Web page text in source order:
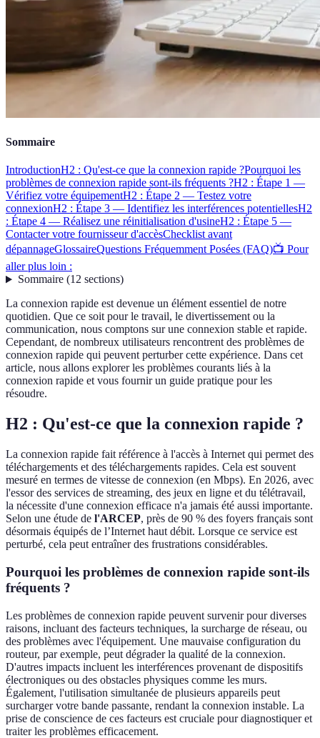
Sommaire
IntroductionH2 : Qu'est-ce que la connexion rapide ?Pourquoi les
problèmes de connexion rapide sont-ils fréquents ?H2 : Étape 1 —
Vérifiez votre équipementH2 : Étape 2 — Testez votre
connexionH2 : Étape 3 — Identifiez les interférences potentiellesH2
: Étape 4 — Réalisez une réinitialisation d'usineH2 : Étape 5 —
Contacter votre fournisseur d'accèsChecklist avant
dépannageGlossaireQuestions Fréquemment Posées (FAQ)📺 Pour
aller plus loin :
Sommaire(12 sections)
La connexion rapide est devenue un élément essentiel de notre
quotidien. Que ce soit pour le travail, le divertissement ou la
communication, nous comptons sur une connexion stable et rapide.
Cependant, de nombreux utilisateurs rencontrent des problèmes de
connexion rapide qui peuvent perturber cette expérience. Dans cet
article, nous allons explorer les problèmes courants liés à la
connexion rapide et vous fournir un guide pratique pour les
résoudre.
H2 : Qu'est-ce que la connexion rapide ?
La connexion rapide fait référence à l'accès à Internet qui permet des
téléchargements et des téléchargements rapides. Cela est souvent
mesuré en termes de vitesse de connexion (en Mbps). En 2026, avec
l'essor des services de streaming, des jeux en ligne et du télétravail,
la nécessite d'une connexion efficace n'a jamais été aussi importante.
Selon une étude de l'ARCEP, près de 90 % des foyers français sont
désormais équipés de l’Internet haut débit. Lorsque ce service est
perturbé, cela peut entraîner des frustrations considérables.
Pourquoi les problèmes de connexion rapide sont-ils
fréquents ?
Les problèmes de connexion rapide peuvent survenir pour diverses
raisons, incluant des facteurs techniques, la surcharge de réseau, ou
des problèmes avec l'équipement. Une mauvaise configuration du
routeur, par exemple, peut dégrader la qualité de la connexion.
D'autres impacts incluent les interférences provenant de dispositifs
électroniques ou des obstacles physiques comme les murs.
Également, l'utilisation simultanée de plusieurs appareils peut
surcharger votre bande passante, rendant la connexion instable. La
prise de conscience de ces facteurs est cruciale pour diagnostiquer et
traiter les problèmes efficacement.